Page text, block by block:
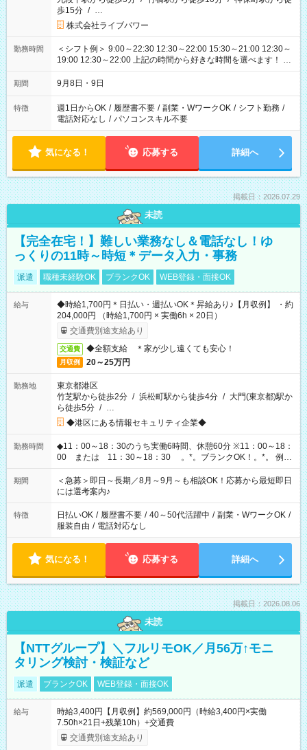
歩15分 / …
株式会社ライブパワー
勤務時間
＜シフト例＞ 9:00～22:30 12:30～22:00 15:30～21:00 12:30～
19:00 12:30～22:00 上記の時間から好きな時間を選べます！ ※
時間は変更となる可能性があります
期間 9月8日・9日
特徴 週1日からOK / 履歴書不要 / 副業・WワークOK / シフト勤務 /
電話対応なし / パソコンスキル不要
気になる！ 応募する 詳細へ
掲載日：2026.07.29
未読
【完全在宅！】難しい業務なし＆電話なし！ゆ
っくりの11時～時短＊データ入力・事務
派遣 職種未経験OK ブランクOK WEB登録・面接OK
給与
◆時給1,700円＊日払い・週払いOK＊昇給あり♪【月収例】 ・約
204,000円 （時給1,700円 × 実働6h × 20日）
交通費別途支給あり
交通費 ◆全額支給 ＊家が少し遠くても安心！
月収例 20～25万円
勤務地
東京都港区
竹芝駅から徒歩2分 / 浜松町駅から徒歩4分 / 大門(東京都)駅か
ら徒歩5分 / …
◆港区にある情報セキュリティ企業◆
勤務時間
◆11：00～18：30のうち実働6時間、休憩60分 ※11：00～18：
00 または 11：30～18：30 。*。ブランクOK！。*。 例え
ば前職が、 在宅/財団法人/事務/コールセンター/受付/販売/カフェ
スタッフ スイーツ販売/ホテルフロント/化粧品販売/など 様々な
業界から入社して活躍されています♪
期間
＜急募＞即日～長期／8月～9月～も相談OK！応募から最短即日
には選考案内♪
特徴 日払いOK / 履歴書不要 / 40～50代活躍中 / 副業・WワークOK /
服装自由 / 電話対応なし
気になる！ 応募する 詳細へ
掲載日：2026.08.06
未読
【NTTグループ】＼フルリモOK／月56万↑モニ
タリング検討・検証など
派遣 ブランクOK WEB登録・面接OK
給与
時給3,400円【月収例】約569,000円（時給3,400円×実働
7.50h×21日+残業10h）+交通費
交通費別途支給あり